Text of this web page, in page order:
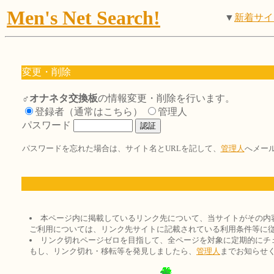
Men's Net Search! ▼ 新着サ
変更・削除
♂オナネタ交換板の情報変更・削除を行います。
登録者（通常はこちら）
管理人
パスワード
パスワードを忘れた場合は、サイト名とURLを記して、 管理人へメー
本ページ内に掲載しているリンク先について、当サイトがその
ご利用については、リンク先サイトに記載されている利用条件等に
リンク切れページゼロを目指して、全ページを対象に定期的に
もし、リンク切れ・移転等を発見しましたら、 管理人 までお知らせ